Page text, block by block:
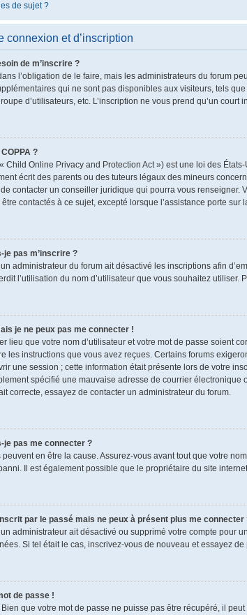
de sujet ?
connexion et d’inscription
de m’inscrire ?
l’obligation de le faire, mais les administrateurs du forum
qui ne sont pas disponibles aux visiteurs, tels
d’utilisateurs, etc. L’inscription ne vous prend qu’un
?
Child Online Privacy and Protection Act ») est une loi des
écrit des parents ou des tuteurs légaux des mineurs
contacter un conseiller juridique qui pourra vous renseigner.
contactés à ce sujet, excepté lorsque l’assistance porte
je pas m’inscrire ?
administrateur du forum ait désactivé les inscriptions afin
l’utilisation du nom d’utilisateur que vous souhaitez
je ne peux pas me connecter !
lieu que votre nom d’utilisateur et votre mot de passe soient
les instructions que vous avez reçues. Certains forums
une session ; cette information était présente lors de votre
spécifié une mauvaise adresse de courrier
correcte, essayez de contacter un administrateur du forum.
je pas me connecter ?
en être la cause. Assurez-vous avant tout que votre
Il est également possible que le propriétaire du site
par le passé mais ne peux à présent plus me connecter
administrateur ait désactivé ou supprimé votre compte
Si tel était le cas, inscrivez-vous de nouveau et essayez
de passe !
que votre mot de passe ne puisse pas être récupéré, il